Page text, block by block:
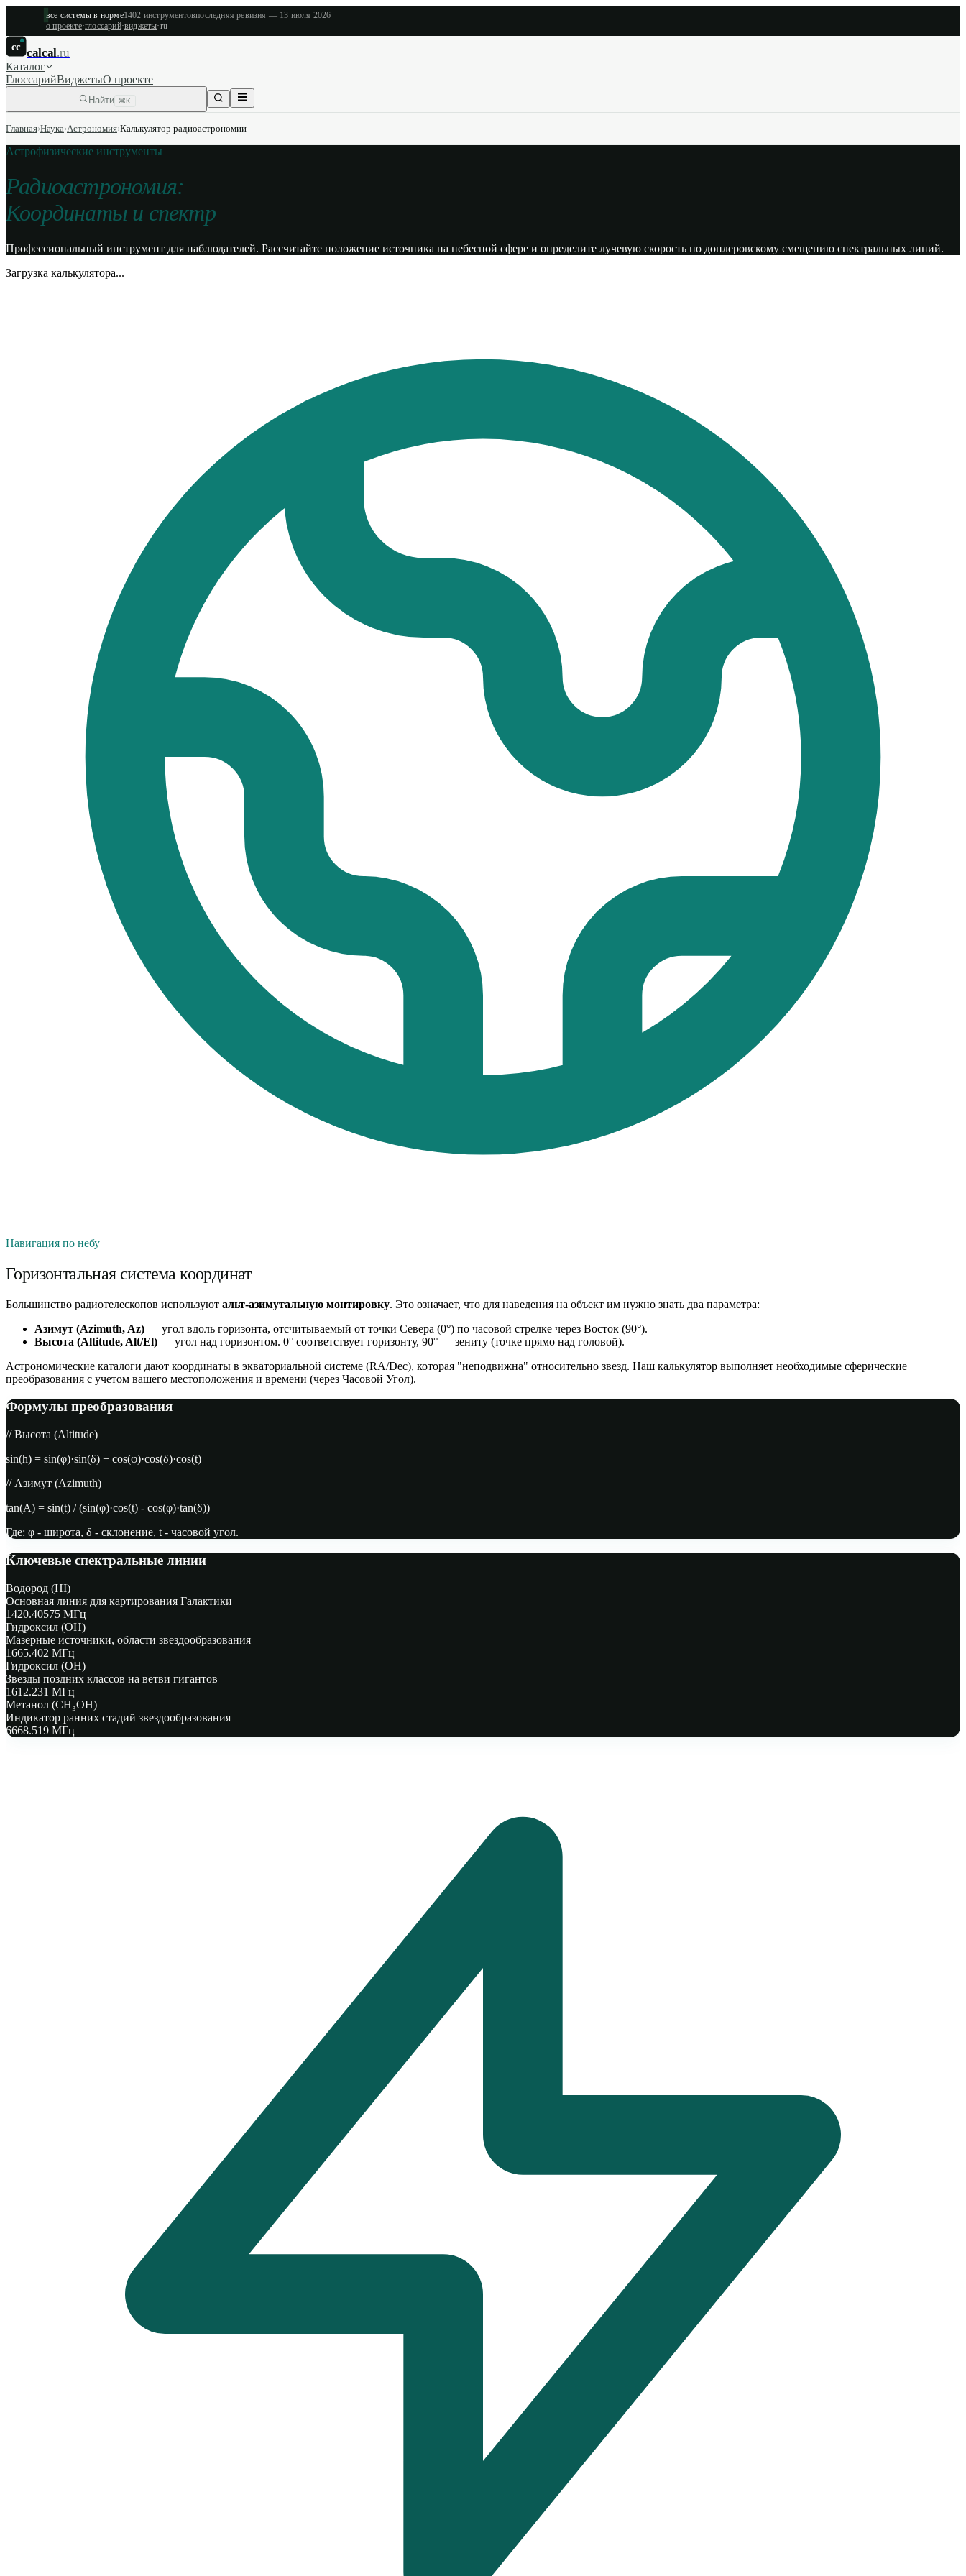
все системы в норме1402 инструментовпоследняя ревизия — 13 июля 2026
о проекте·глоссарий·виджеты·ru
cc calcal.ru
Каталог
ГлоссарийВиджетыО проекте
Найти ⌘K
Главная›Наука›Астрономия›Калькулятор радиоастрономии
Астрофизические инструменты
Радиоастрономия:
Координаты и спектр
Профессиональный инструмент для наблюдателей. Рассчитайте положение источника на небесной сфере и определите лучевую скорость по доплеровскому смещению спектральных линий.
Загрузка калькулятора...
Навигация по небу
Горизонтальная система координат
Большинство радиотелескопов используют альт-азимутальную монтировку. Это означает, что для наведения на объект им нужно знать два параметра:
Азимут (Azimuth, Az) — угол вдоль горизонта, отсчитываемый от точки Севера (0°) по часовой стрелке через Восток (90°).
Высота (Altitude, Alt/El) — угол над горизонтом. 0° соответствует горизонту, 90° — зениту (точке прямо над головой).
Астрономические каталоги дают координаты в экваториальной системе (RA/Dec), которая "неподвижна" относительно звезд. Наш калькулятор выполняет необходимые сферические
преобразования с учетом вашего местоположения и времени (через Часовой Угол).
Формулы преобразования
// Высота (Altitude)
sin(h) = sin(φ)·sin(δ) + cos(φ)·cos(δ)·cos(t)
// Азимут (Azimuth)
tan(A) = sin(t) / (sin(φ)·cos(t) - cos(φ)·tan(δ))
Где: φ - широта, δ - склонение, t - часовой угол.
Ключевые спектральные линии
Водород (HI)
Основная линия для картирования Галактики
1420.40575 МГц
Гидроксил (OH)
Мазерные источники, области звездообразования
1665.402 МГц
Гидроксил (OH)
Звезды поздних классов на ветви гигантов
1612.231 МГц
Метанол (CH₃OH)
Индикатор ранних стадий звездообразования
6668.519 МГц